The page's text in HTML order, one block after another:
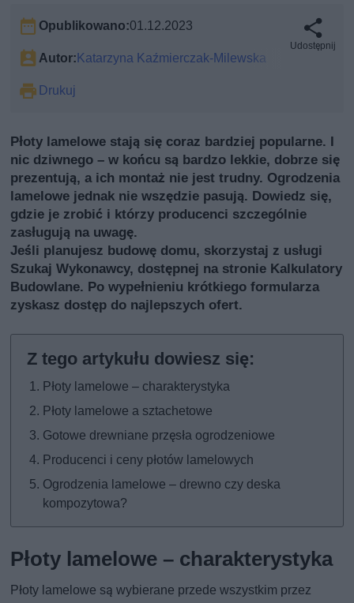
Opublikowano:01.12.2023
Autor: Katarzyna Kaźmierczak-Milewska
Drukuj
Udostępnij
Płoty lamelowe stają się coraz bardziej popularne. I
nic dziwnego – w końcu są bardzo lekkie, dobrze się
prezentują, a ich montaż nie jest trudny. Ogrodzenia
lamelowe jednak nie wszędzie pasują. Dowiedz się,
gdzie je zrobić i którzy producenci szczególnie
zasługują na uwagę.
Jeśli planujesz budowę domu, skorzystaj z usługi
Szukaj Wykonawcy, dostępnej na stronie Kalkulatory
Budowlane. Po wypełnieniu krótkiego formularza
zyskasz dostęp do najlepszych ofert.
Płoty lamelowe – charakterystyka
Płoty lamelowe a sztachetowe
Gotowe drewniane przęsła ogrodzeniowe
Producenci i ceny płotów lamelowych
Ogrodzenia lamelowe – drewno czy deska
kompozytowa?
Płoty lamelowe – charakterystyka
Płoty lamelowe są wybierane przede wszystkim przez